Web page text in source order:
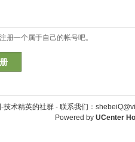
册一个属于自己的帐号吧。
技术精英的社群 - 联系我们：
Powered by UCenter